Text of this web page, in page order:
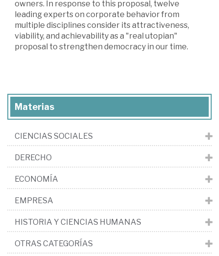
owners. In response to this proposal, twelve
leading experts on corporate behavior from
multiple disciplines consider its attractiveness,
viability, and achievability as a "real utopian"
proposal to strengthen democracy in our time.
Materias
CIENCIAS SOCIALES
DERECHO
ECONOMÍA
EMPRESA
HISTORIA Y CIENCIAS HUMANAS
OTRAS CATEGORÍAS